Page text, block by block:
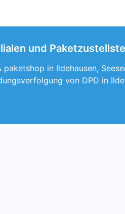
und
paketshop in Ildehausen,
von DPD in